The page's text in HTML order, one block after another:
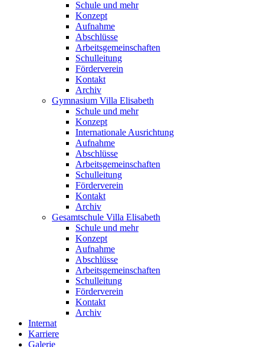
Schule und mehr
Konzept
Aufnahme
Abschlüsse
Arbeitsgemeinschaften
Schulleitung
Förderverein
Kontakt
Archiv
Gymnasium Villa Elisabeth
Schule und mehr
Konzept
Internationale Ausrichtung
Aufnahme
Abschlüsse
Arbeitsgemeinschaften
Schulleitung
Förderverein
Kontakt
Archiv
Gesamtschule Villa Elisabeth
Schule und mehr
Konzept
Aufnahme
Abschlüsse
Arbeitsgemeinschaften
Schulleitung
Förderverein
Kontakt
Archiv
Internat
Karriere
Galerie